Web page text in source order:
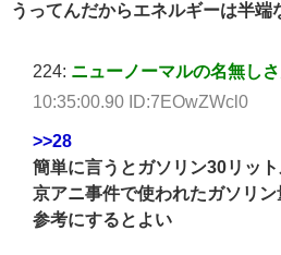
うってんだからエネルギーは半端
224: ニューノーマルの名無し
10:35:00.90 ID:7EOwZWcl0
>>28
簡単に言うとガソリン30リッ
京アニ事件で使われたガソリ
参考にするとよい